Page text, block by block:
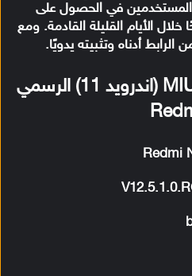
في الحصول على
الأيام القليلة القادمة. ومع
أدناه وتثبيته يدويًا.
تحميل تحديث MIUI 12.5 (اندرويد 11) الرسمي